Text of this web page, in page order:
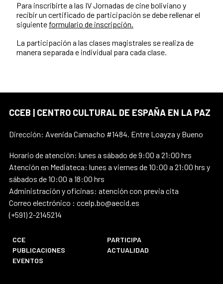
Para inscribirte a las IV Jornadas de cine boliviano y
recibir un certificado de participación se debe rellenar el
siguiente formulario de inscripción.
La participación a las clases magistrales se realiza de
manera separada e individual para cada clase.
CCEB | CENTRO CULTURAL DE ESPAÑA EN LA PAZ
Dirección: Avenida Camacho #1484. Entre Loayza y Bueno
Horario de atención: lunes a sábado de 9:00 a 21:00 hrs
Atención en Mediateca: lunes a viernes de 10:00 a 21:00 hrs y
sábados de 10:00 a 18:00 hrs
Administración y oficinas: atención con previa cita
Correo electrónico : ccelp.bo@aecid.es
(+591) 2-2145214
CCE
PARTICIPA
PUBLICACIONES
ACTUALIDAD
EVENTOS